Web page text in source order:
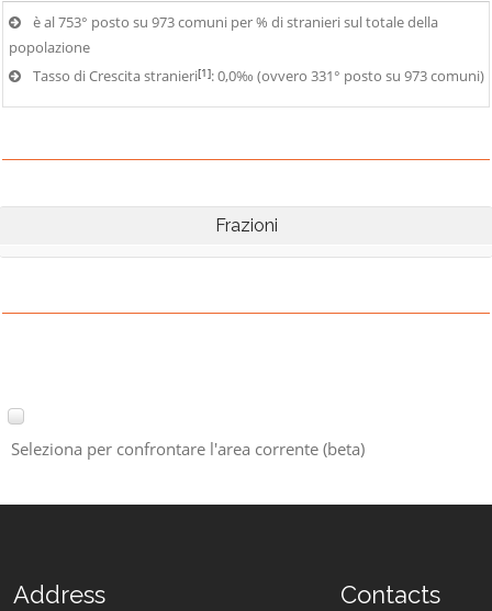
è al 753° posto su 973 comuni per % di stranieri sul totale della
popolazione
Tasso di Crescita stranieri[1]: 0,0‰ (ovvero 331° posto su 973 comuni)
Frazioni
Seleziona per confrontare l'area corrente (beta)
Address Contacts